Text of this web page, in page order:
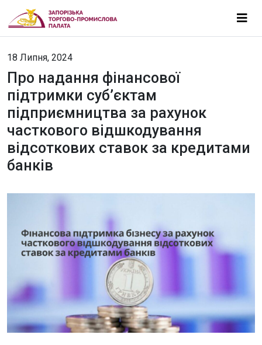
18 Липня, 2024
Про надання фінансової
підтримки суб’єктам
підприємництва за рахунок
часткового відшкодування
відсоткових ставок за кредитами
банків